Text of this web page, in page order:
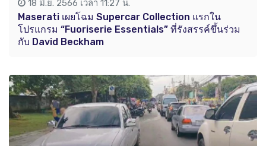
18 มิ.ย. 2566 เวลา 11:27 น.
Maserati เผยโฉม Supercar Collection แรกใน
โปรแกรม “Fuoriserie Essentials” ที่รังสรรค์ขึ้นร่วม
กับ David Beckham